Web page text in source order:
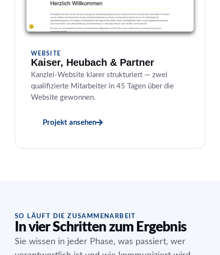
WEBSITE
Kaiser, Heubach & Partner
Kanzlei-Website klarer strukturiert — zwei
qualifizierte Mitarbeiter in 45 Tagen über die
Website gewonnen.
Projekt ansehen
SO LÄUFT DIE ZUSAMMENARBEIT
In vier Schritten zum Ergebnis
Sie wissen in jeder Phase, was passiert, wer